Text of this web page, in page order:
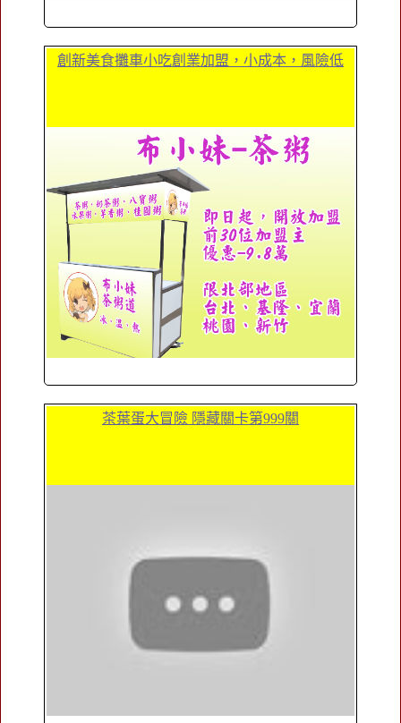
創新美食攤車小吃創業加盟，小成本，風險低
茶葉蛋大冒險 隱藏關卡第999關